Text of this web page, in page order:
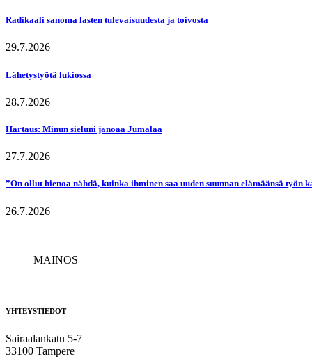
Radikaali sanoma lasten tulevaisuudesta ja toivosta
29.7.2026
Lähetystyötä lukiossa
28.7.2026
Hartaus: Minun sieluni janoaa Jumalaa
27.7.2026
”On ollut hienoa nähdä, kuinka ihminen saa uuden suunnan elämäänsä työn
26.7.2026
MAINOS
YHTEYSTIEDOT
Sairaalankatu 5-7
33100 Tampere